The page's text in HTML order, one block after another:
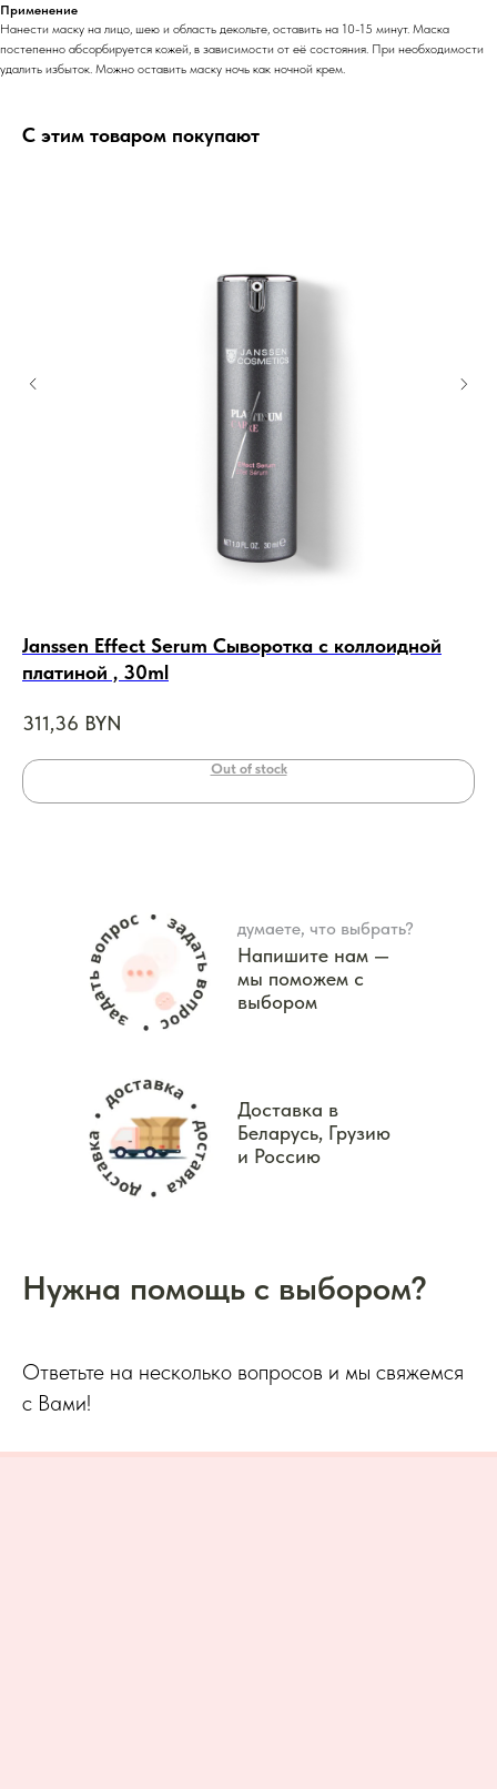
Применение
Нанести маску на лицо, шею и область декольте, оставить на 10-15 минут. Маска
постепенно абсорбируется кожей, в зависимости от её состояния. При необходимости
удалить избыток. Можно оставить маску ночь как ночной крем.
С этим товаром покупают
Janssen Effect Serum Сыворотка с коллоидной
платиной , 30ml
311,36 BYN
Out of stock
думаете, что выбрать?
Напишите нам —
мы поможем с
выбором
Доставка в
Беларусь, Грузию
и Россию
Нужна помощь с выбором?
Ответьте на несколько вопросов и мы свяжемся
с Вами!